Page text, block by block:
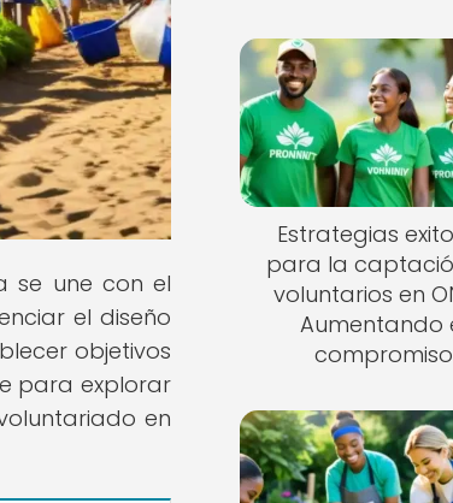
se une con el
el diseño
objetivos
para explorar
en
Estrategias
para la
voluntarios en
Aumentando
compromiso